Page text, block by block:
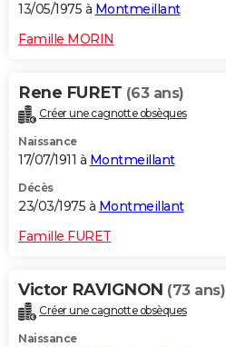
13/05/1975 à Montmeillant
Famille MORIN
Rene FURET (63 ans)
Créer une cagnotte obsèques
Naissance
17/07/1911 à Montmeillant
Décès
23/03/1975 à Montmeillant
Famille FURET
Victor RAVIGNON (73 ans)
Créer une cagnotte obsèques
Naissance